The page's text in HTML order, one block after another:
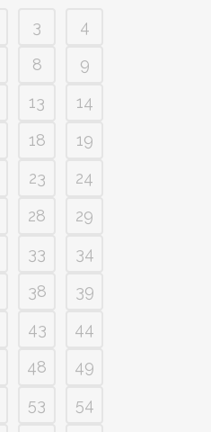
3
4
8
9
13
14
18
19
23
24
28
29
33
34
38
39
43
44
48
49
53
54